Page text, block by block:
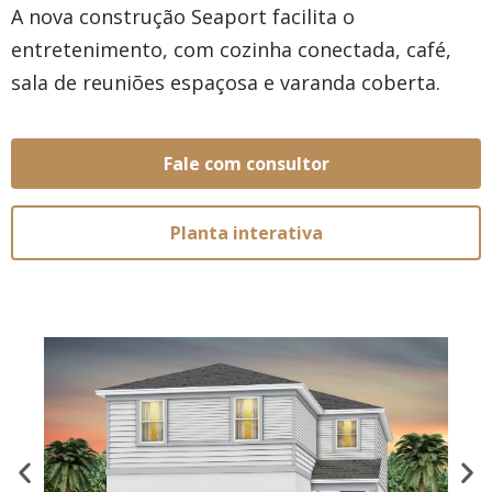
A nova construção Seaport facilita o
entretenimento, com cozinha conectada, café,
sala de reuniões espaçosa e varanda coberta.
Fale com consultor
Planta interativa